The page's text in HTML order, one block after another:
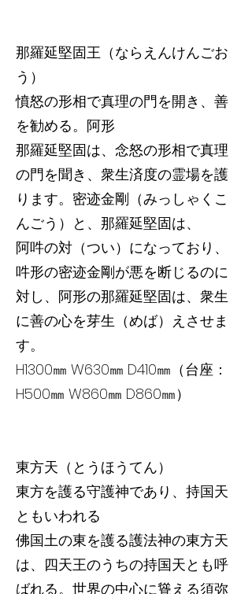
那羅延堅固王（ならえんけんごお
う）
憤怒の形相で真理の門を開き、善
を勧める。阿形
那羅延堅固は、念怒の形相で真理
の門を聞き、衆生済度の霊場を護
ります。密迹金剛（みっしゃくこ
んごう）と、那羅延堅固は、
阿吽の対（つい）になっており、
吽形の密迹金剛が悪を断じるのに
対し、阿形の那羅延堅固は、衆生
に善の心を芽生（めば）えさせま
す。
H1300㎜ W630㎜ D410㎜（台座：
H500㎜ W860㎜ D860㎜）
東方天（とうほうてん）
東方を護る守護神であり、持国天
ともいわれる
佛国土の東を護る護法神の東方天
は、四天王のうちの持国天とも呼
ばれる。世界の中心に聳える須弥